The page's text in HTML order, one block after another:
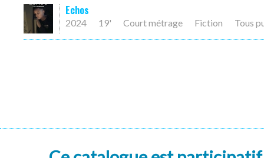
Echos
2024 19' Court métrage Fiction Tous